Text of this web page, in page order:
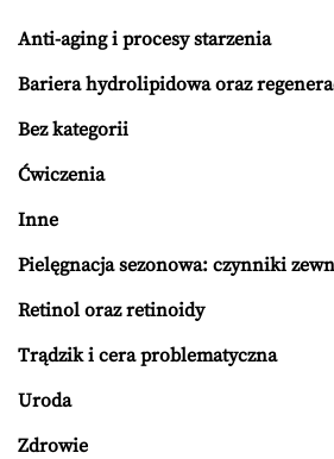
Anti-aging i procesy starzenia
Bariera hydrolipidowa oraz
Bez kategorii
Ćwiczenia
Inne
Pielęgnacja sezonowa: czynniki
Retinol oraz retinoidy
Trądzik i cera problematyczna
Uroda
Zdrowie